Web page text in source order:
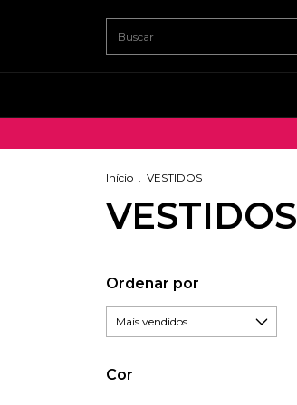
Início . VESTIDOS
VESTIDOS
Ordenar por
Cor